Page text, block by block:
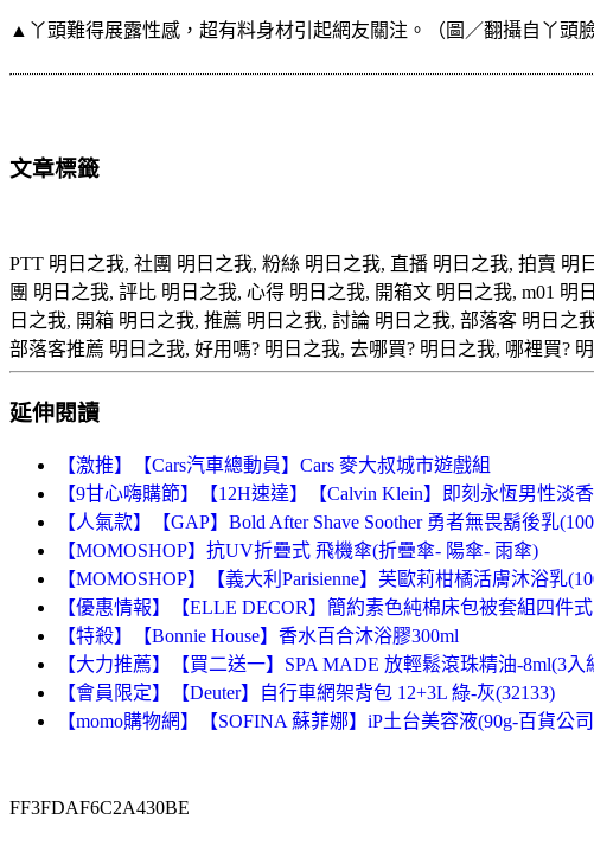
▲丫頭難得展露性感，超有料身材引起網友關注。（圖／翻攝自丫頭臉
文章標籤
PTT 明日之我, 社團 明日之我, 粉絲 明日之我, 直播 明日之我, 拍賣
團 明日之我, 評比 明日之我, 心得 明日之我, 開箱文 明日之我, m01 明
日之我, 開箱 明日之我, 推薦 明日之我, 討論 明日之我, 部落客 明日
部落客推薦 明日之我, 好用嗎? 明日之我, 去哪買? 明日之我, 哪裡買?
延伸閱讀
【激推】【Cars汽車總動員】Cars 麥大叔城市遊戲組
【9甘心嗨購節】【12H速達】【Calvin Klein】即刻永恆男性淡
【人氣款】【GAP】Bold After Shave Soother 勇者無畏鬍後乳
【MOMOSHOP】抗UV折疊式 飛機傘(折疊傘- 陽傘- 雨傘)
【MOMOSHOP】【義大利Parisienne】芙歐莉柑橘活膚沐浴乳
【優惠情報】【ELLE DECOR】簡約素色純棉床包被套組四件
【特殺】【Bonnie House】香水百合沐浴膠300ml
【大力推薦】【買二送一】SPA MADE 放輕鬆滾珠精油-8ml(3入
【會員限定】【Deuter】自行車網架背包 12+3L 綠-灰(32133)
【momo購物網】【SOFINA 蘇菲娜】iP土台美容液(90g-百貨公
FF3FDAF6C2A430BE